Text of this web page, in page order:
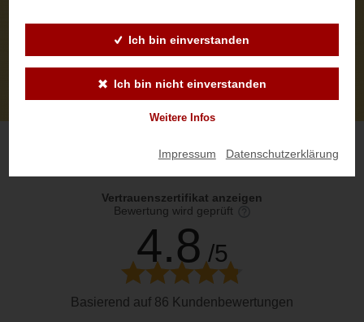
Ich bin einverstanden
Ich bin nicht einverstanden
Weitere Infos
Impressum Datenschutzerklärung
Vertrauenszertifikat anzeigen
Bewertung wird geprüft
4.8 /5
Basierend auf 86 Kundenbewertungen